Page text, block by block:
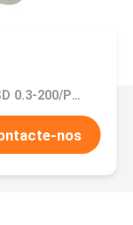
Preço：USD 0.3-200/PCS
nos